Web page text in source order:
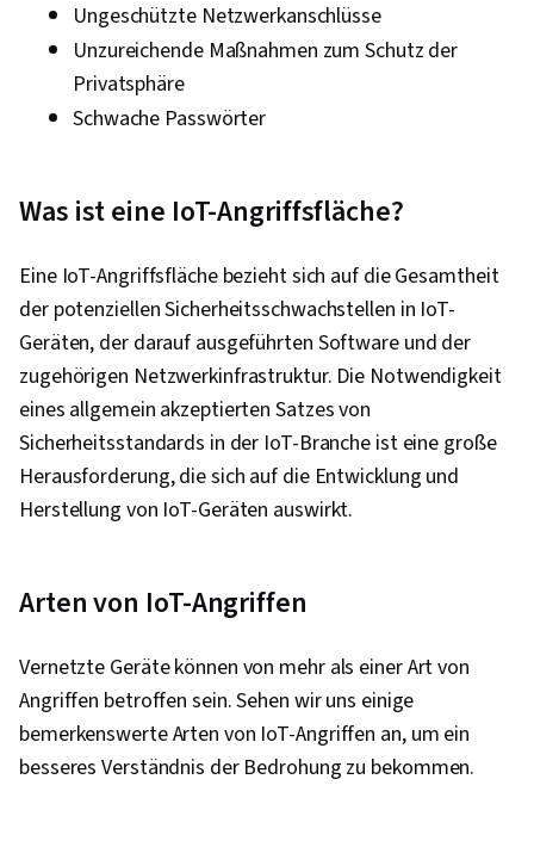
Ungeschützte Netzwerkanschlüsse
Unzureichende Maßnahmen zum Schutz der
Privatsphäre
Schwache Passwörter
Was ist eine IoT-Angriffsfläche?
Eine IoT-Angriffsfläche bezieht sich auf die Gesamtheit
der potenziellen Sicherheitsschwachstellen in IoT-
Geräten, der darauf ausgeführten Software und der
zugehörigen Netzwerkinfrastruktur. Die Notwendigkeit
eines allgemein akzeptierten Satzes von
Sicherheitsstandards in der IoT-Branche ist eine große
Herausforderung, die sich auf die Entwicklung und
Herstellung von IoT-Geräten auswirkt.
Arten von IoT-Angriffen
Vernetzte Geräte können von mehr als einer Art von
Angriffen betroffen sein. Sehen wir uns einige
bemerkenswerte Arten von IoT-Angriffen an, um ein
besseres Verständnis der Bedrohung zu bekommen.